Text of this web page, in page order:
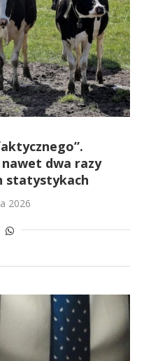
dwa razy
statystykach
2026